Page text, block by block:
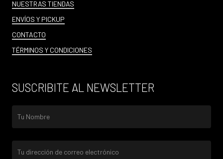
NUESTRAS TIENDAS
ENVÍOS Y PICKUP
CONTACTO
TÉRMINOS Y CONDICIONES
SUSCRIBITE AL NEWSLETTER